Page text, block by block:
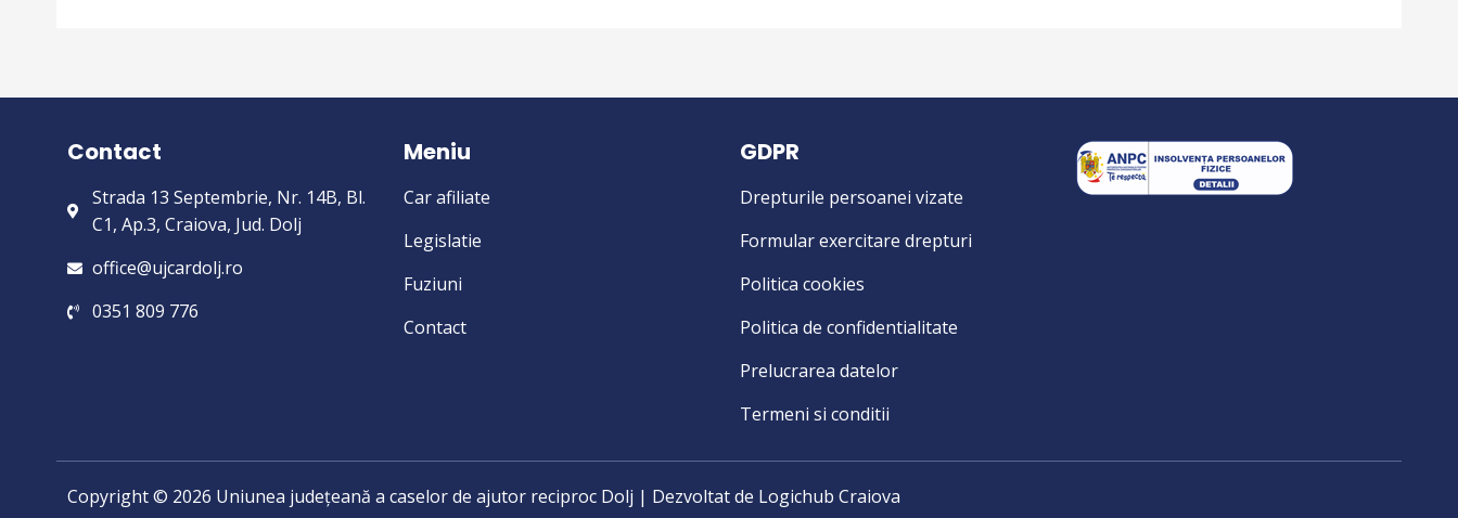
Contact
Strada 13 Septembrie, Nr. 14B, Bl.
C1, Ap.3, Craiova, Jud. Dolj
office@ujcardolj.ro
0351 809 776
Meniu
Car afiliate
Legislatie
Fuziuni
Contact
GDPR
Drepturile persoanei vizate
Formular exercitare drepturi
Politica cookies
Politica de confidentialitate
Prelucrarea datelor
Termeni si conditii
Copyright © 2026 Uniunea județeană a caselor de ajutor reciproc Dolj | Dezvoltat de Logichub Craiova